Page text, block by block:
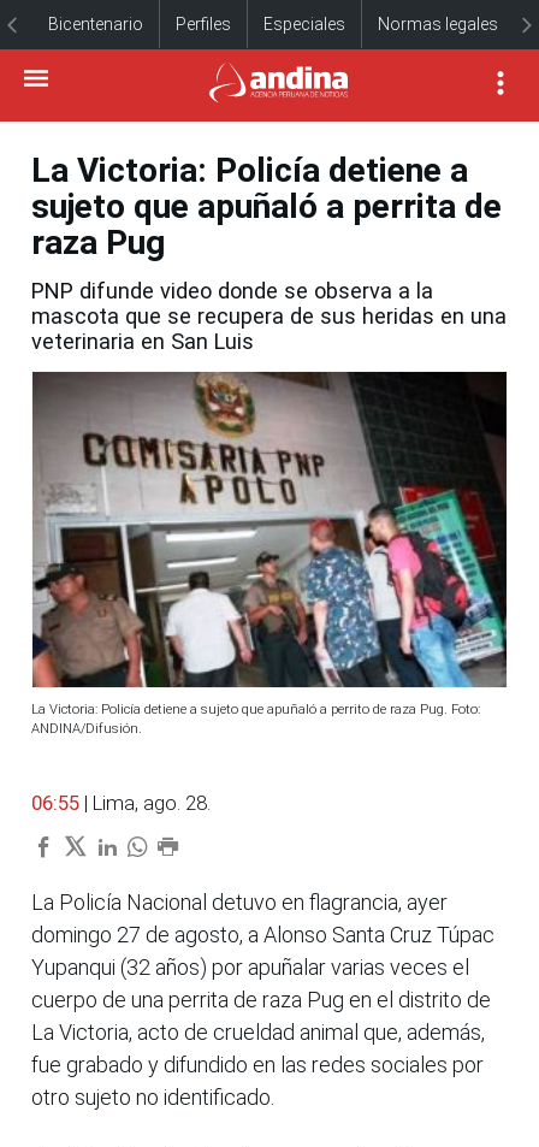
Bicentenario Perfiles Especiales Normas legales
La Victoria: Policía detiene a
sujeto que apuñaló a perrita de
raza Pug
PNP difunde video donde se observa a la
mascota que se recupera de sus heridas en una
veterinaria en San Luis
La Victoria: Policía detiene a sujeto que apuñaló a perrito de raza Pug. Foto:
ANDINA/Difusión.
06:55 | Lima, ago. 28.
La Policía Nacional detuvo en flagrancia, ayer
domingo 27 de agosto, a Alonso Santa Cruz Túpac
Yupanqui (32 años) por apuñalar varias veces el
cuerpo de una perrita de raza Pug en el distrito de
La Victoria, acto de crueldad animal que, además,
fue grabado y difundido en las redes sociales por
otro sujeto no identificado.